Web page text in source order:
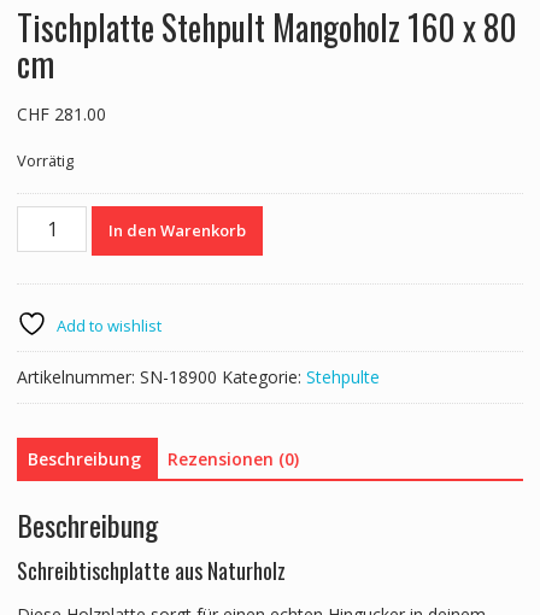
Tischplatte Stehpult Mangoholz 160 x 80
cm
CHF281.00
Vorrätig
Tischplatte
Stehpult
x
80
cm
Menge
In den Warenkorb
Add to wishlist
Artikelnummer: SN-18900 Kategorie: Stehpulte
Beschreibung Rezensionen (0)
Beschreibung
Schreibtischplatte aus Naturholz